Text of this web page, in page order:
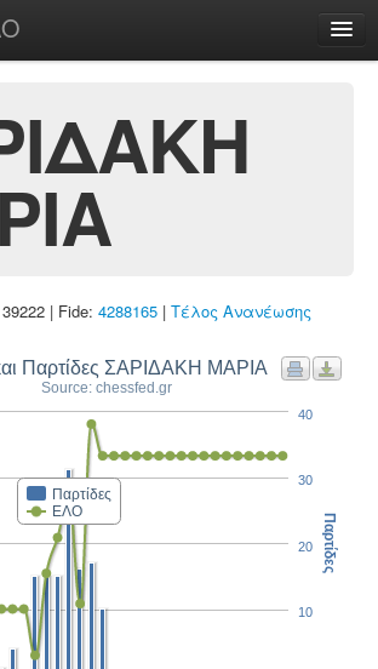
| Fide: 4288165 | Τέλος Ανανέωσης
Παρτίδες ΣΑΡΙΔΑΚΗ ΜΑΡΙΑ
Source: chessfed.gr
Παρτίδες
ΕΛΟ
10
20
30
40
Παρτίδες